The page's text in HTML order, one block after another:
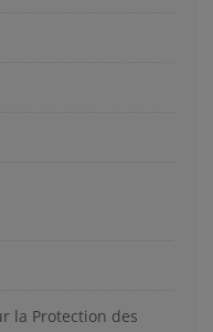
la Protection des